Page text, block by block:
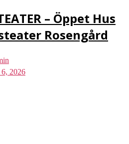
– Öppet Hus
Rosengård
2026